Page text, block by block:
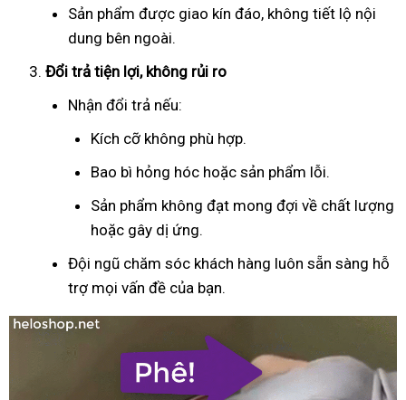
Sản phẩm được giao kín đáo, không tiết lộ nội
dung bên ngoài.
Đổi trả tiện lợi, không rủi ro
Nhận đổi trả nếu:
Kích cỡ không phù hợp.
Bao bì hỏng hóc hoặc sản phẩm lỗi.
Sản phẩm không đạt mong đợi về chất lượng
hoặc gây dị ứng.
Đội ngũ chăm sóc khách hàng luôn sẵn sàng hỗ
trợ mọi vấn đề của bạn.